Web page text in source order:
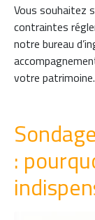
Vous souhaitez
contraintes
notre bureau
votre patrimoine.
: